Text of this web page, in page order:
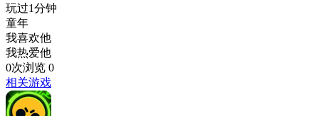
玩过1分钟
童年
我喜欢他
我热爱他
0次浏览 0
相关游戏